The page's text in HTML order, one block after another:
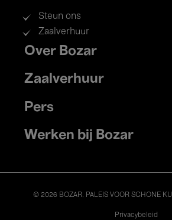
Steun ons
Zaalverhuur
Footer
menu
Over Bozar
Zaalverhuur
Pers
Werken bij Bozar
© 2026 BOZAR. PALEIS VOOR SCHONE
Privacybeleid